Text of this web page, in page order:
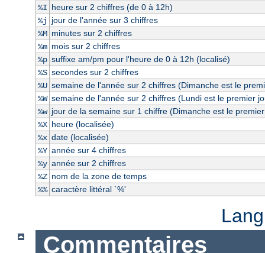
%I heure sur 2 chiffres (de 0 à 12h)
%j
jour de l'année sur 3 chiffres
%M minutes sur 2 chiffres
%m mois sur 2 chiffres
%p suffixe am/pm pour l'heure de 0 à 12h (localisé)
%S secondes sur 2 chiffres
%U semaine de l'année sur 2 chiffres (Dimanche est le
%W semaine de l'année sur 2 chiffres (Lundi est le premier
%w jour de la semaine sur 1 chiffre (Dimanche est le
%X heure (localisée)
%x date (localisée)
%Y année sur 4 chiffres
%y année sur 2 chiffres
%Z nom de la zone de temps
%% caractère littéral `%'
Commentaires